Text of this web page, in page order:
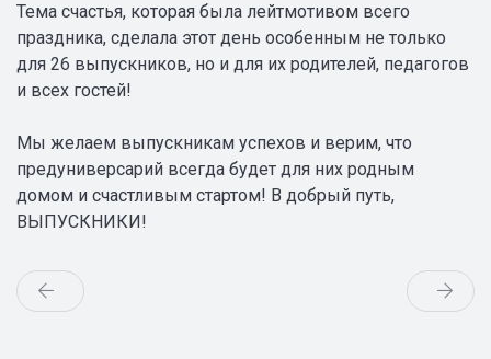
Тема счастья, которая была лейтмотивом всего
праздника, сделала этот день особенным не только
для 26 выпускников, но и для их родителей, педагогов
и всех гостей!
Мы желаем выпускникам успехов и верим, что
предуниверсарий всегда будет для них родным
домом и счастливым стартом! В добрый путь,
ВЫПУСКНИКИ!